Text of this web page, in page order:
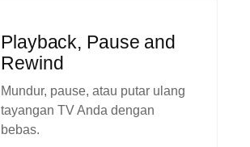
Playback, Pause and
Rewind
Mundur, pause, atau putar ulang
tayangan TV Anda dengan
bebas.